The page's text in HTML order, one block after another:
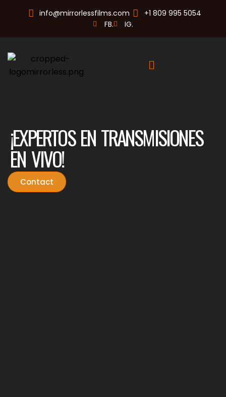
info@mirrorlessfilms.com
+1 809 995 5054
FB.
IG.
¡EXPERTOS EN TRANSMISIONES
EN VIVO!
Contact